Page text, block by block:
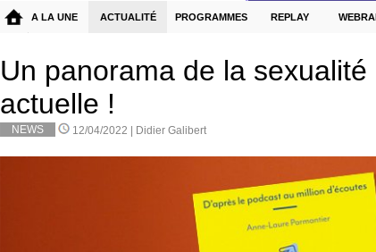
Un panorama de la sexualité
actuelle !
NEWS 12/04/2022 | Didier Galibert
A LA UNE ACTUALITÉ PROGRAMMES REPLAY